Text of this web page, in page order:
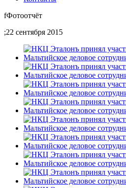
fФотоотчёт
;22 сентября 2015